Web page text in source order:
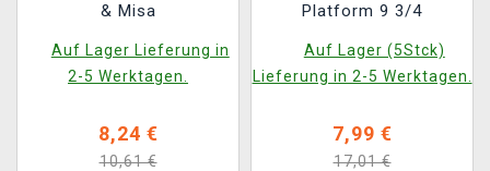
& Misa
Auf Lager Lieferung in
2-5 Werktagen.
8,24 €
10,61 €
Platform 9 3/4
Auf Lager (5Stck)
Lieferung in 2-5 Werktagen.
7,99 €
17,01 €